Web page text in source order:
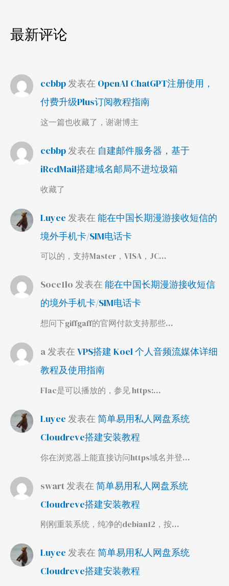
最新评论
ccbbp发表在 OpenAI ChatGPT注册使用，
付费升级Plus订阅教程指南
这一篇也收藏了，谢谢博主
ccbbp发表在 自建邮件服务器，基于
iRedMail搭建域名邮局不进垃圾箱
收藏了
Luyee 发表在 能在中国长期漫游接收短信的
境外手机卡/SIM电话卡
可以的，支持Master，VISA，JC…
Soce1lo 发表在能在中国长期漫游接收短信
的境外手机卡/SIM电话卡
想问下giffgaff的官网付款支持那些…
a发表在VPS搭建 Koel 个人音频流媒体详细
教程及使用指南
Flac是可以播放的，参见 https:…
Luyee 发表在 简单易用私人网盘系统
Cloudreve搭建安装教程
你在浏览器上能直接访问https域名并登…
swart发表在 简单易用私人网盘系统
Cloudreve搭建安装教程
刚刚重装系统，纯净的debian12，按…
Luyee 发表在简单易用私人网盘系统
Cloudreve搭建安装教程